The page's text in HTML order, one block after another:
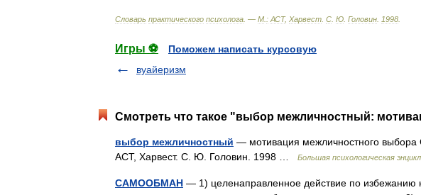
Словарь практического психолога . — М : АСТ, Харвест С Ю Головин 1998
Игры ⚽
Поможем написать курсовую
вуайеризм
Смотреть что такое "выбор межличностный:
выбор межличностный — мотивация межличностного выбора
АСТ, Харвест. С. Ю. Головин. 1998 …
Большая психологическая
САМООБМАН — 1) целенаправленное действие по избежанию